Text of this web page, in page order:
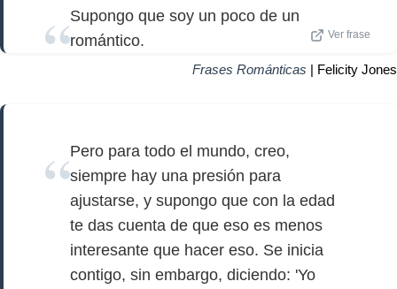
Supongo que soy un poco de un
romántico.
Ver frase
Frases Románticas | Felicity Jones
Pero para todo el mundo, creo,
siempre hay una presión para
ajustarse, y supongo que con la edad
te das cuenta de que eso es menos
interesante que hacer eso. Se inicia
contigo, sin embargo, diciendo: 'Yo